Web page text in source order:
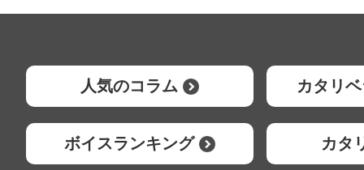
人気のコラム カタリ
ボイスランキング カタ